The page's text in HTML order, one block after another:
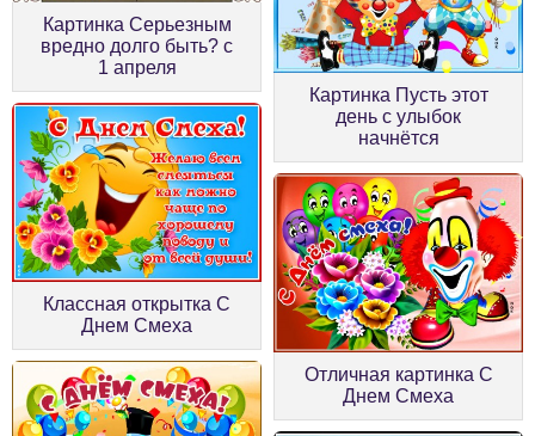
Картинка Серьезным
вредно долго быть? c
1 апреля
Картинка Пусть этот
день с улыбок
начнётся
Классная открытка С
Днем Смеха
Отличная картинка С
Днем Смеха